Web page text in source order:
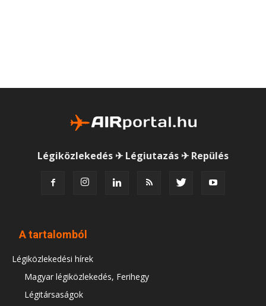
Légiközlekedés ✈ Légiutazás ✈ Repülés
A tartalomból
Légiközlekedési hírek
Magyar légiközlekedés, Ferihegy
Légitársaságok